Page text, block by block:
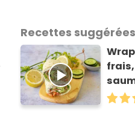
Recettes suggérées